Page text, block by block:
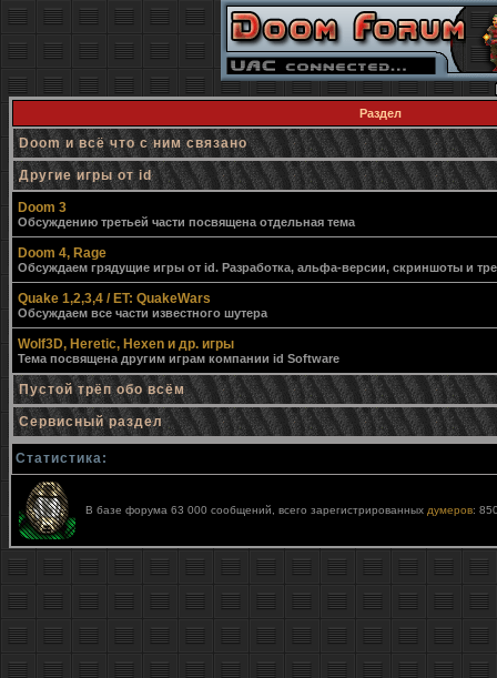
Раздел
Doom и всё что с ним связано
Другие игры от id
Doom 3
Обсуждению третьей части посвящена отдельная тема
Doom 4, Rage
Обсуждаем грядущие игры от id. Разработка, альфа-версии, скриншоты и
Quake 1,2,3,4 / ET: QuakeWars
Обсуждаем все части известного шутера
Wolf3D, Heretic, Hexen и др. игры
Тема посвящена другим играм компании id Software
Пустой трёп обо всём
Сервисный раздел
Статистика:
В базе форума 63 000 сообщений, всего зарегистрированных думеров: